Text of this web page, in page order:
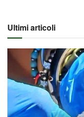
Ultimi articoli